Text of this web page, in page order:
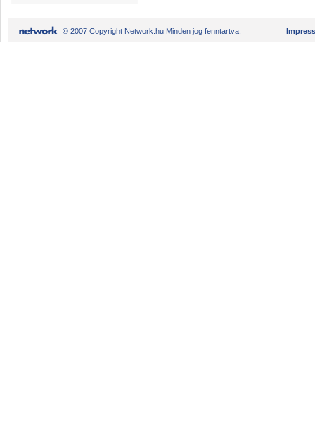
© 2007 Copyright Network.hu Minden jog fenntartva.